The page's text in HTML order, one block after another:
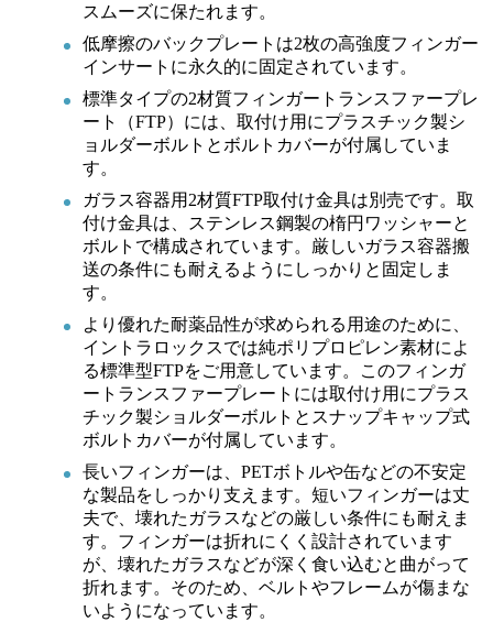
スムーズに保たれます。
低摩擦のバックプレートは2枚の高強度フィンガー
インサートに永久的に固定されています。
標準タイプの2材質フィンガートランスファープレ
ート（FTP）には、取付け用にプラスチック製シ
ョルダーボルトとボルトカバーが付属していま
す。
ガラス容器用2材質FTP取付け金具は別売です。取
付け金具は、ステンレス鋼製の楕円ワッシャーと
ボルトで構成されています。厳しいガラス容器搬
送の条件にも耐えるようにしっかりと固定しま
す。
より優れた耐薬品性が求められる用途のために、
イントラロックスでは純ポリプロピレン素材によ
る標準型FTPをご用意しています。このフィンガ
ートランスファープレートには取付け用にプラス
チック製ショルダーボルトとスナップキャップ式
ボルトカバーが付属しています。
長いフィンガーは、PETボトルや缶などの不安定
な製品をしっかり支えます。短いフィンガーは丈
夫で、壊れたガラスなどの厳しい条件にも耐えま
す。フィンガーは折れにくく設計されています
が、壊れたガラスなどが深く食い込むと曲がって
折れます。そのため、ベルトやフレームが傷まな
いようになっています。